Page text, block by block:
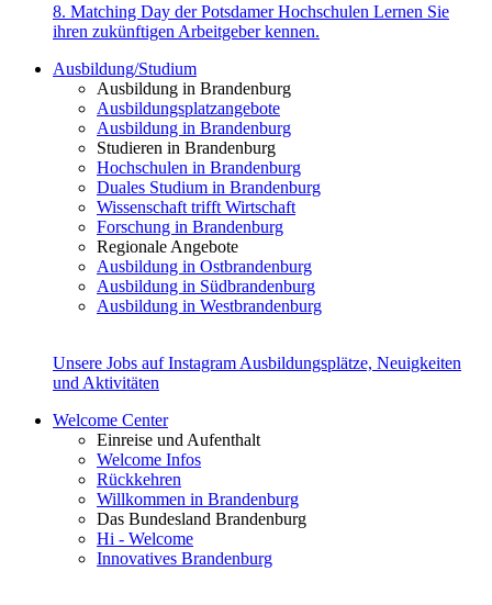
8. Matching Day der Potsdamer Hochschulen Lernen Sie
ihren zukünftigen Arbeitgeber kennen.
Ausbildung/Studium
Ausbildung in Brandenburg
Ausbildungsplatzangebote
Ausbildung in Brandenburg
Studieren in Brandenburg
Hochschulen in Brandenburg
Duales Studium in Brandenburg
Wissenschaft trifft Wirtschaft
Forschung in Brandenburg
Regionale Angebote
Ausbildung in Ostbrandenburg
Ausbildung in Südbrandenburg
Ausbildung in Westbrandenburg
Unsere Jobs auf Instagram Ausbildungsplätze, Neuigkeiten
und Aktivitäten
Welcome Center
Einreise und Aufenthalt
Welcome Infos
Rückkehren
Willkommen in Brandenburg
Das Bundesland Brandenburg
Hi - Welcome
Innovatives Brandenburg